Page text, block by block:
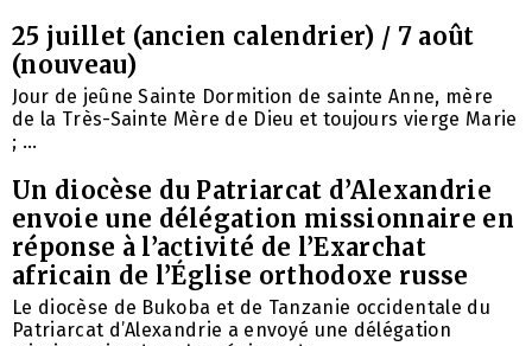
25 juillet (ancien calendrier) / 7 août
(nouveau)
Jour de jeûne Sainte Dormition de sainte Anne, mère
de la Très-Sainte Mère de Dieu et toujours vierge Marie
; ...
Un diocèse du Patriarcat d’Alexandrie
envoie une délégation missionnaire en
réponse à l’activité de l’Exarchat
africain de l’Église orthodoxe russe
Le diocèse de Bukoba et de Tanzanie occidentale du
Patriarcat d’Alexandrie a envoyé une délégation